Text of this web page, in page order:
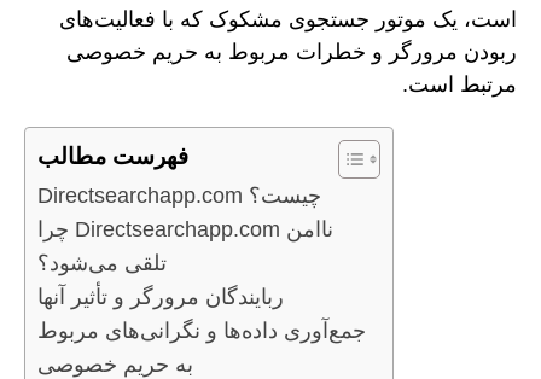
است، یک موتور جستجوی مشکوک که با فعالیت‌های
ربودن مرورگر و خطرات مربوط به حریم خصوصی
مرتبط است.
فهرست مطالب
Directsearchapp.com چیست؟
چرا Directsearchapp.com ناامن
تلقی می‌شود؟
ربایندگان مرورگر و تأثیر آنها
جمع‌آوری داده‌ها و نگرانی‌های مربوط
به حریم خصوصی